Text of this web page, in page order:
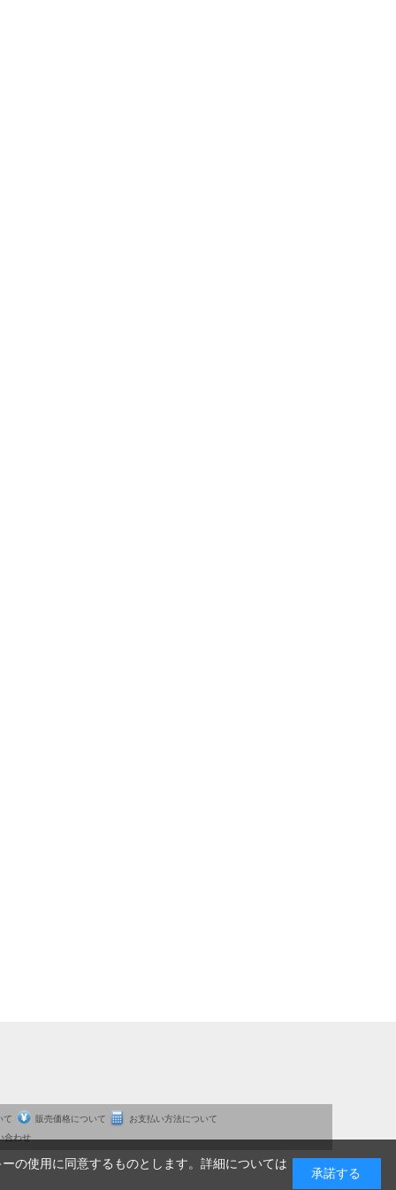
て 販売価格について
お支払い方法について
合わせ
の使用に同意するものとします。詳細については
承諾する